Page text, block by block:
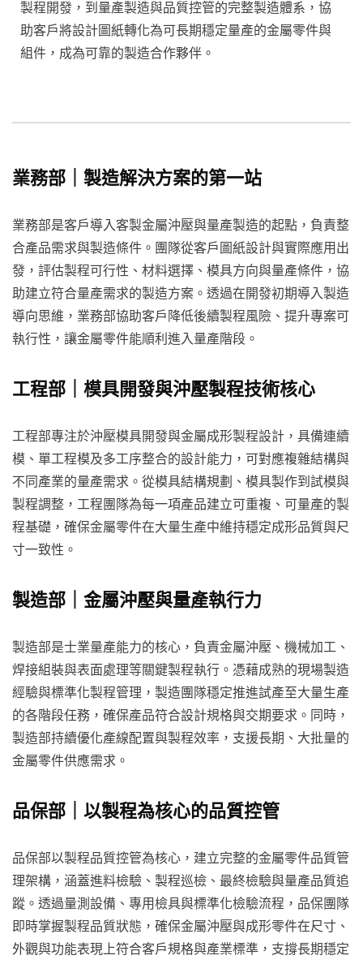
製程開發，到量產製造與品質控管的完整製造體系，協
助客戶將設計圖紙轉化為可長期穩定量產的金屬零件與
組件，成為可靠的製造合作夥伴。
業務部｜製造解決方案的第一站
業務部是客戶導入客製金屬沖壓與量產製造的起點，負責整
合產品需求與製造條件。團隊從客戶圖紙設計與實際應用出
發，評估製程可行性、材料選擇、模具方向與量產條件，協
助建立符合量產需求的製造方案。透過在開發初期導入製造
導向思維，業務部協助客戶降低後續製程風險、提升專案可
執行性，讓金屬零件能順利進入量產階段。
工程部｜模具開發與沖壓製程技術核心
工程部專注於沖壓模具開發與金屬成形製程設計，具備連續
模、單工程模及多工序整合的設計能力，可對應複雜結構與
不同產業的量產需求。從模具結構規劃、模具製作到試模與
製程調整，工程團隊為每一項產品建立可重複、可量產的製
程基礎，確保金屬零件在大量生產中維持穩定成形品質與尺
寸一致性。
製造部｜金屬沖壓與量產執行力
製造部是士業量產能力的核心，負責金屬沖壓、機械加工、
焊接組裝與表面處理等關鍵製程執行。憑藉成熟的現場製造
經驗與標準化製程管理，製造團隊穩定推進試產至大量生產
的各階段任務，確保產品符合設計規格與交期要求。同時，
製造部持續優化產線配置與製程效率，支援長期、大批量的
金屬零件供應需求。
品保部｜以製程為核心的品質控管
品保部以製程品質控管為核心，建立完整的金屬零件品質管
理架構，涵蓋進料檢驗、製程巡檢、最終檢驗與量產品質追
蹤。透過量測設備、專用檢具與標準化檢驗流程，品保團隊
即時掌握製程品質狀態，確保金屬沖壓與成形零件在尺寸、
外觀與功能表現上符合客戶規格與產業標準，支撐長期穩定